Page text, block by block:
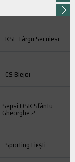
KSE Târgu Secuiesc
CS Blejoi
Sepsi OSK Sfântu
Gheorghe 2
Sporting Liești